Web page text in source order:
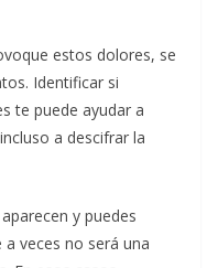
estos dolores, se
Identificar si
te puede ayudar a
a descifrar la
y puedes
veces no será una